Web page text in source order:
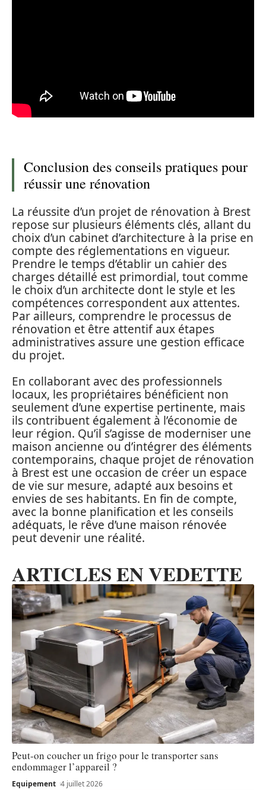
Conclusion des conseils pratiques pour
réussir une rénovation
La réussite d’un projet de rénovation à Brest
repose sur plusieurs éléments clés, allant du
choix d’un cabinet d’architecture à la prise en
compte des réglementations en vigueur.
Prendre le temps d’établir un cahier des
charges détaillé est primordial, tout comme
le choix d’un architecte dont le style et les
compétences correspondent aux attentes.
Par ailleurs, comprendre le processus de
rénovation et être attentif aux étapes
administratives assure une gestion efficace
du projet.
En collaborant avec des professionnels
locaux, les propriétaires bénéficient non
seulement d’une expertise pertinente, mais
ils contribuent également à l’économie de
leur région. Qu’il s’agisse de moderniser une
maison ancienne ou d’intégrer des éléments
contemporains, chaque projet de rénovation
à Brest est une occasion de créer un espace
de vie sur mesure, adapté aux besoins et
envies de ses habitants. En fin de compte,
avec la bonne planification et les conseils
adéquats, le rêve d’une maison rénovée
peut devenir une réalité.
ARTICLES EN VEDETTE
Peut-on coucher un frigo pour le transporter sans
endommager l’appareil ?
Equipement 4 juillet 2026